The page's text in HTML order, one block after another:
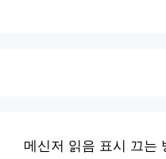
메신저 읽음 표시 끄는